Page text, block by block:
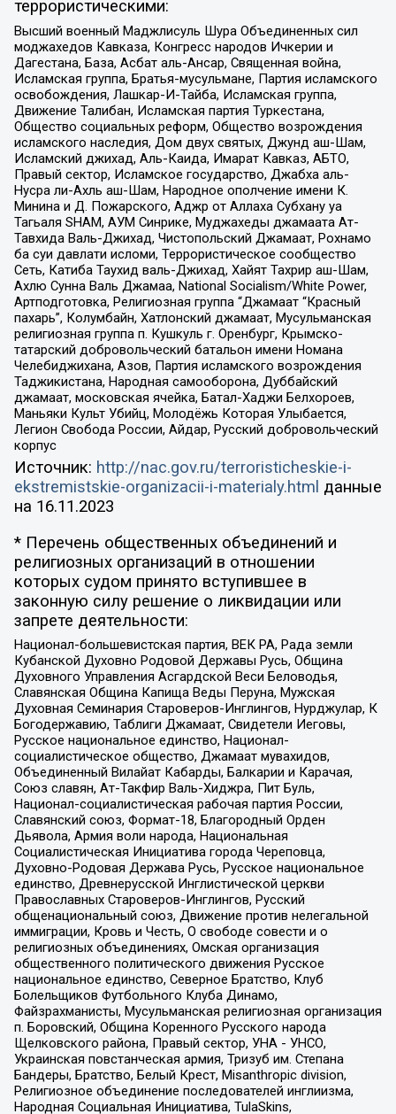
террористическими:
Высший военный Маджлисуль Шура Объединенных сил
моджахедов Кавказа, Конгресс народов Ичкерии и
Дагестана, База, Асбат аль-Ансар, Священная война,
Исламская группа, Братья-мусульмане, Партия исламского
освобождения, Лашкар-И-Тайба, Исламская группа,
Движение Талибан, Исламская партия Туркестана,
Общество социальных реформ, Общество возрождения
исламского наследия, Дом двух святых, Джунд аш-Шам,
Исламский джихад, Аль-Каида, Имарат Кавказ, АБТО,
Правый сектор, Исламское государство, Джабха аль-
Нусра ли-Ахль аш-Шам, Народное ополчение имени К.
Минина и Д. Пожарского, Аджр от Аллаха Субхану уа
Тагьаля SHAM, АУМ Синрике, Муджахеды джамаата Ат-
Тавхида Валь-Джихад, Чистопольский Джамаат, Рохнамо
ба суи давлати исломи, Террористическое сообщество
Сеть, Катиба Таухид валь-Джихад, Хайят Тахрир аш-Шам,
Ахлю Сунна Валь Джамаа, National Socialism/White Power,
Артподготовка, Религиозная группа “Джамаат “Красный
пахарь”, Колумбайн, Хатлонский джамаат, Мусульманская
религиозная группа п. Кушкуль г. Оренбург, Крымско-
татарский добровольческий батальон имени Номана
Челебиджихана, Азов, Партия исламского возрождения
Таджикистана, Народная самооборона, Дуббайский
джамаат, московская ячейка, Батал-Хаджи Белхороев,
Маньяки Культ Убийц, Молодёжь Которая Улыбается,
Легион Свобода России, Айдар, Русский добровольческий
корпус
Источник: http://nac.gov.ru/terroristicheskie-i-
ekstremistskie-organizacii-i-materialy.html данные
на 16.11.2023
* Перечень общественных объединений и
религиозных организаций в отношении
которых судом принято вступившее в
законную силу решение о ликвидации или
запрете деятельности:
Национал-большевистская партия, ВЕК РА, Рада земли
Кубанской Духовно Родовой Державы Русь, Община
Духовного Управления Асгардской Веси Беловодья,
Славянская Община Капища Веды Перуна, Мужская
Духовная Семинария Староверов-Инглингов, Нурджулар, К
Богодержавию, Таблиги Джамаат, Свидетели Иеговы,
Русское национальное единство, Национал-
социалистическое общество, Джамаат мувахидов,
Объединенный Вилайат Кабарды, Балкарии и Карачая,
Союз славян, Ат-Такфир Валь-Хиджра, Пит Буль,
Национал-социалистическая рабочая партия России,
Славянский союз, Формат-18, Благородный Орден
Дьявола, Армия воли народа, Национальная
Социалистическая Инициатива города Череповца,
Духовно-Родовая Держава Русь, Русское национальное
единство, Древнерусской Инглистической церкви
Православных Староверов-Инглингов, Русский
общенациональный союз, Движение против нелегальной
иммиграции, Кровь и Честь, О свободе совести и о
религиозных объединениях, Омская организация
общественного политического движения Русское
национальное единство, Северное Братство, Клуб
Болельщиков Футбольного Клуба Динамо,
Файзрахманисты, Мусульманская религиозная организация
п. Боровский, Община Коренного Русского народа
Щелковского района, Правый сектор, УНА - УНСО,
Украинская повстанческая армия, Тризуб им. Степана
Бандеры, Братство, Белый Крест, Misanthropic division,
Религиозное объединение последователей инглиизма,
Народная Социальная Инициатива, TulaSkins,